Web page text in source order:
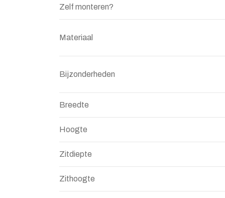
Zelf monteren?
Materiaal
Bijzonderheden
Breedte
Hoogte
Zitdiepte
Zithoogte